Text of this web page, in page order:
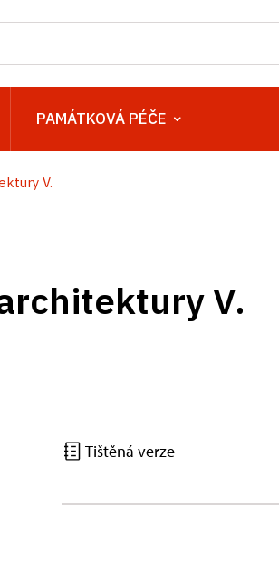
PAMÁTKOVÁ PÉČE
V.
V.
Tištěná verze